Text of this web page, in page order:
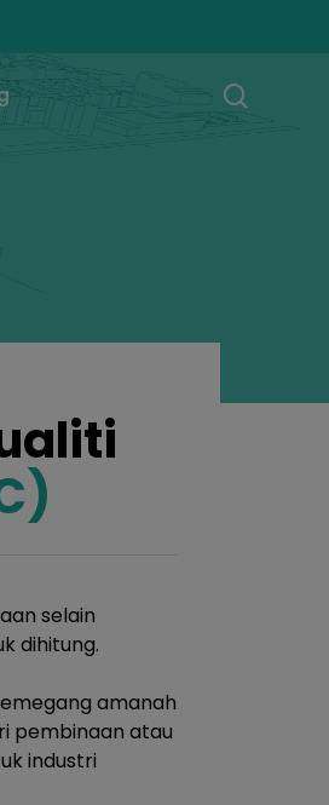
selain
dihitung.
amanah
pembinaan atau
industri